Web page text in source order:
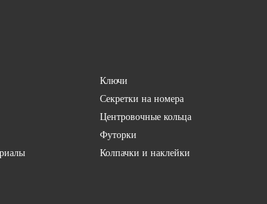
Ключи
Секретки на номера
Центровочные кольца
Футорки
Колпачки и наклейки